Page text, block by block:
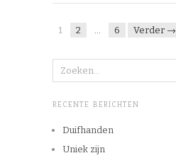
1 2 … 6 Verder →
RECENTE BERICHTEN
Duifhanden
Uniek zijn